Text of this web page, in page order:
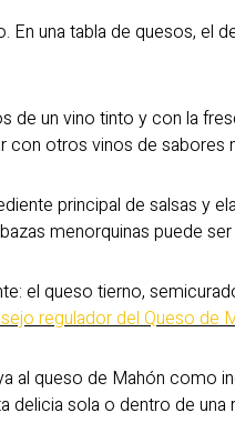
una tabla de quesos, el
un vino tinto y con la
otros vinos de sabores
principal de salsas y
menorquinas puede
el queso tierno,
regulador del Queso de
al queso de Mahón como
delicia sola o dentro de una